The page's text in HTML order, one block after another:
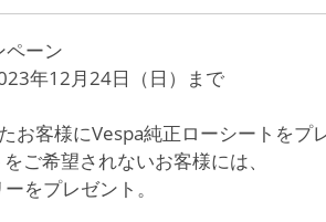
ペーン
年12月24日（日）まで
お客様にVespa純正ローシートをプ
ご希望されないお客様には、
をプレゼント。